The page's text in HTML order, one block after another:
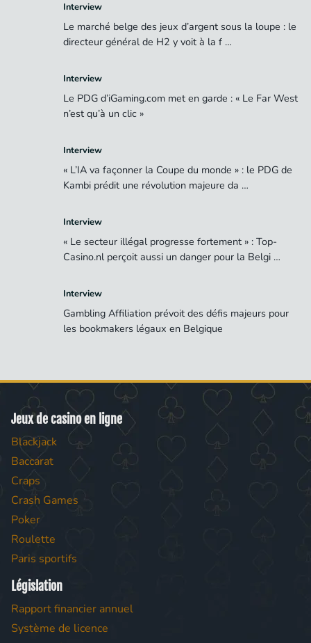
Interview
Le marché belge des jeux d’argent sous la loupe : le
directeur général de H2 y voit à la f …
Interview
Le PDG d’iGaming.com met en garde : « Le Far West
n’est qu’à un clic »
Interview
« L’IA va façonner la Coupe du monde » : le PDG de
Kambi prédit une révolution majeure da …
Interview
« Le secteur illégal progresse fortement » : Top-
Casino.nl perçoit aussi un danger pour la Belgi …
Interview
Gambling Affiliation prévoit des défis majeurs pour
les bookmakers légaux en Belgique
Jeux de casino en ligne
Blackjack
Baccarat
Craps
Crash Games
Poker
Roulette
Paris sportifs
Législation
Rapport financier annuel
Système de licence